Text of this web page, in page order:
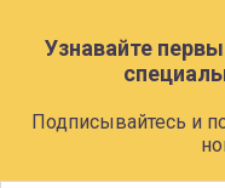
Узнавайте
Подписывайтесь и